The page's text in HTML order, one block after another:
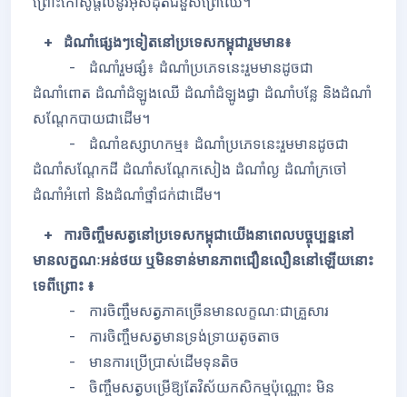
+ ដំណាំផ្សេងៗទៀតនៅប្រទេសកម្ពុជារួមមាន៖
- ដំណាំរួមផ្សំ៖ ដំណាំប្រភេទនេះរួមមានដូចជា
ដំណាំពោត ដំណាំដំឡូងឈើ ដំណាំដំឡូងជ្វា ដំណាំបន្លែ និងដំណាំ
សណ្តែកបាយជាដើម។
- ដំណាំឧស្សាហកម្ម៖ ដំណាំប្រភេទនេះរួមមានដូចជា
ដំណាំសណ្តែកដី ដំណាំសណ្តែកសៀង ដំណាំល្ង ដំណាំក្រចៅ
ដំណាំអំពៅ និងដំណាំថ្នាំជក់ជាដើម។
+ ការចិញ្ចឹមសត្វនៅប្រទេសកម្ពុជាយើងនាពេលបច្ចុប្បន្ននៅ
មានលក្ខណៈអន់ថយ ឬមិនទាន់មានភាពជឿនលឿននៅឡើយនោះ
ទេពីព្រោះ ៖
- ការចិញ្ចឹមសត្វភាគច្រើនមានលក្ខណៈជាគ្រួសារ
- ការចិញ្ចឹមសត្វមានទ្រង់ទ្រាយតូចតាច
- មានការប្រើប្រាស់ដើមទុនតិច
- ចិញ្ចឹមសត្វបម្រើឱ្យតែវិស័យកសិកម្មប៉ុណ្ណោះ មិន